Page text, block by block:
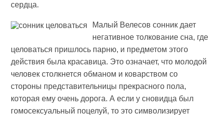
сердца.
Малый Велесов сонник дает
негативное толкование сна, где
целоваться пришлось парню, и предметом этого
действия была красавица. Это означает, что молодой
человек столкнется обманом и коварством со
стороны представительницы прекрасного пола,
которая ему очень дорога. А если у сновидца был
гомосексуальный поцелуй, то это символизирует